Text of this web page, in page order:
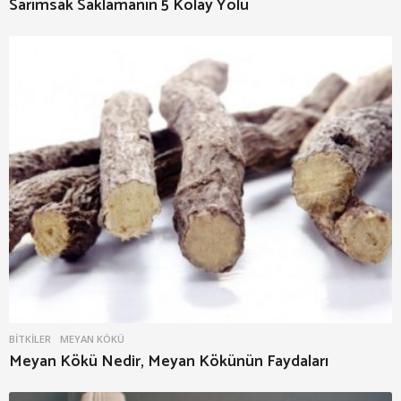
BITKILER MEYAN KÖKÜ
Meyan Kökü Nedir, Meyan Kökünün Faydaları